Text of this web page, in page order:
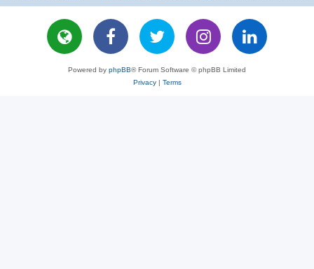
Powered by phpBB® Forum Software © phpBB Limited
Privacy| Terms